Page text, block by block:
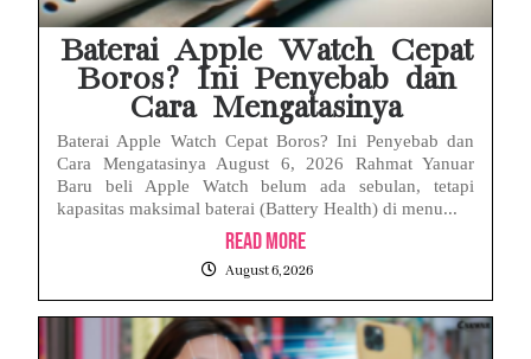
Baterai Apple Watch Cepat
Boros? Ini Penyebab dan
Cara Mengatasinya
Baterai Apple Watch Cepat Boros? Ini Penyebab dan
Cara Mengatasinya August 6, 2026 Rahmat Yanuar
Baru beli Apple Watch belum ada sebulan, tetapi
kapasitas maksimal baterai (Battery Health) di menu...
Read More
August 6, 2026